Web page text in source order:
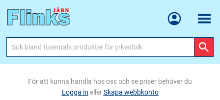
Meny
För att kunna handla hos oss och se priser behöver du
Logga in ellerSkapa webbkonto